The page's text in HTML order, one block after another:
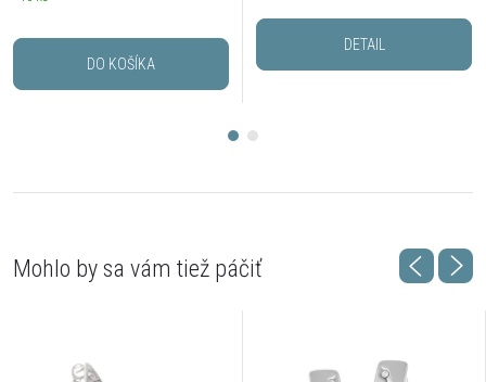
DO KOŠÍKA
DETAIL